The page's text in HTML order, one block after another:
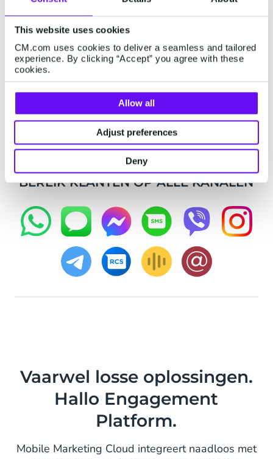
This website uses cookies
CM.com uses cookies to deliver a seamless and tailored
experience. By clicking “Accept” you agree with these
cookies.
Allow all
Adjust preferences
Deny
First-Party data collectie
Bekijk demo video
BEREIK KLANTEN OP ALLE KANALEN
Vaarwel losse oplossingen.
Hallo Engagement
Platform.
Mobile Marketing Cloud integreert naadloos met